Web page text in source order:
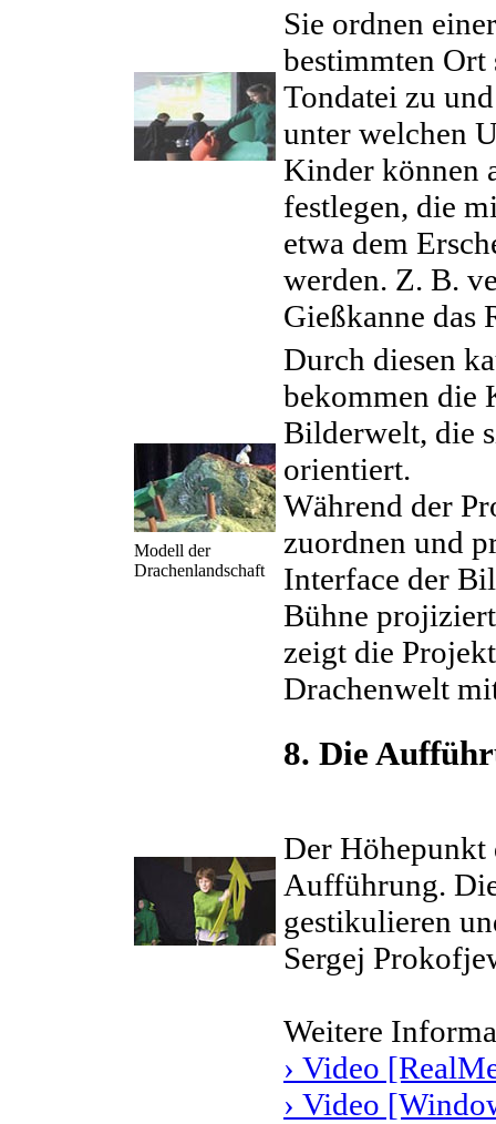
Sie ordnen
bestimmten
Tondatei zu
unter welchen
Kinder können
festlegen, die
etwa dem
werden. Z. B.
Gießkanne das
Modell der
Drachenlandschaft
Durch diesen
bekommen die
Bilderwelt, die
orientiert.
Während der
zuordnen und
Interface der
Bühne
zeigt die
Drachenwelt
8. Die
Der Höhepunkt
Aufführung.
gestikulieren
Sergej
Weitere
› Video
› Video